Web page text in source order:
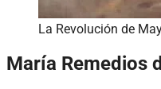
La Revolución de
María Remedios